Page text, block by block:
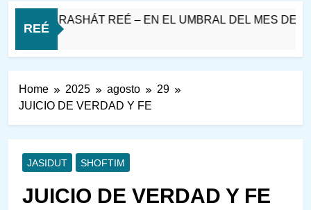
REÉ
PARASHÁT REÉ – EN EL UMBRAL DEL MES DE ELUL
Home 2025 agosto
29
JUICIO DE VERDAD Y FE
JASIDUT SHOFTIM
JUICIO DE VERDAD Y FE